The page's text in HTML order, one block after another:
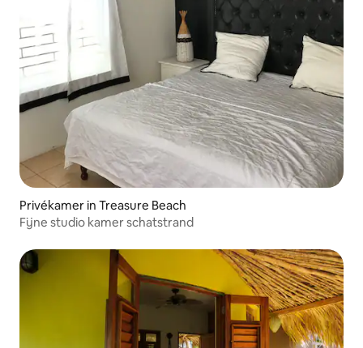
Privékamer in Treasure Beach
Fijne studio kamer schatstrand